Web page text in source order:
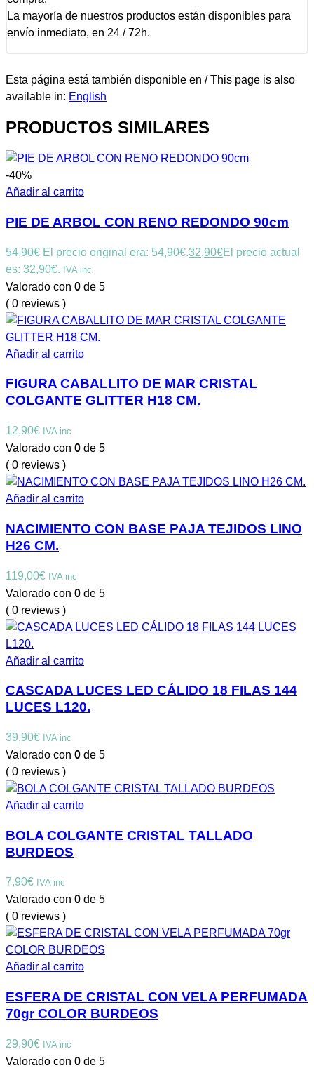
La mayoría de nuestros productos están disponibles para
envío inmediato, en 24 / 72h.
Esta página está también disponible en / This page is also
available in: English
PRODUCTOS SIMILARES
-40%
Añadir al carrito
PIE DE ARBOL CON RENO REDONDO 90cm
54,90€ El precio original era: 54,90€.32,90€El precio actual
es: 32,90€. IVA inc
Valorado con 0 de 5
( 0 reviews )
Añadir al carrito
FIGURA CABALLITO DE MAR CRISTAL
COLGANTE GLITTER H18 CM.
12,90€ IVA inc
Valorado con 0 de 5
( 0 reviews )
Añadir al carrito
NACIMIENTO CON BASE PAJA TEJIDOS LINO
H26 CM.
119,00€ IVA inc
Valorado con 0 de 5
( 0 reviews )
Añadir al carrito
CASCADA LUCES LED CÁLIDO 18 FILAS 144
LUCES L120.
39,90€ IVA inc
Valorado con 0 de 5
( 0 reviews )
Añadir al carrito
BOLA COLGANTE CRISTAL TALLADO
BURDEOS
7,90€ IVA inc
Valorado con 0 de 5
( 0 reviews )
Añadir al carrito
ESFERA DE CRISTAL CON VELA PERFUMADA
70gr COLOR BURDEOS
29,90€ IVA inc
Valorado con 0 de 5